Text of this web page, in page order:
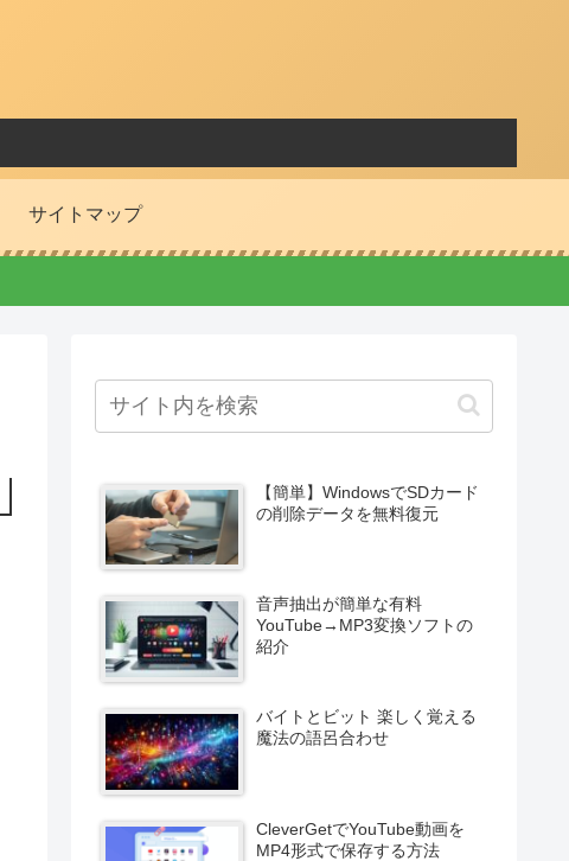
サイトマップ
【簡単】WindowsでSDカード
の削除データを無料復元
音声抽出が簡単な有料
YouTube→MP3変換ソフトの
紹介
バイトとビット 楽しく覚える
魔法の語呂合わせ
CleverGetでYouTube動画を
MP4形式で保存する方法